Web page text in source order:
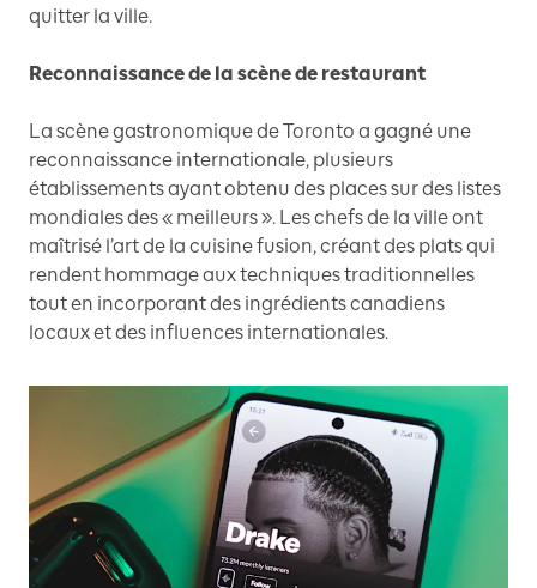
quitter la ville.
Reconnaissance de la scène de restaurant
La scène gastronomique de Toronto a gagné une
reconnaissance internationale, plusieurs
établissements ayant obtenu des places sur des listes
mondiales des « meilleurs ». Les chefs de la ville ont
maîtrisé l’art de la cuisine fusion, créant des plats qui
rendent hommage aux techniques traditionnelles
tout en incorporant des ingrédients canadiens
locaux et des influences internationales.